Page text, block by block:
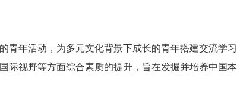
青年活动，为多元文化背景下成长的青年搭建交流学习
际视野等方面综合素质的提升，旨在发掘并培养中国本